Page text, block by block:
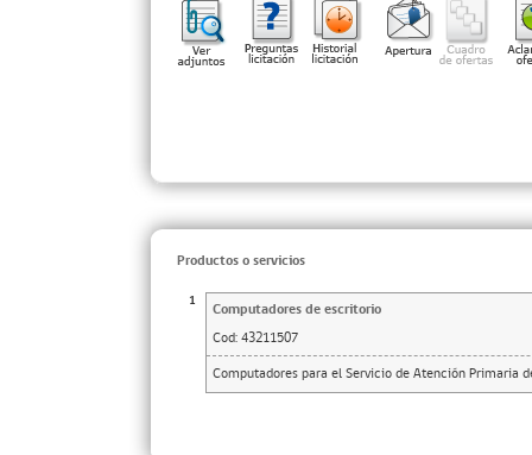
Productos o servicios
1
Computadores de escritorio
Cod: 43211507
Computadores para el Servicio de Atención Primaria